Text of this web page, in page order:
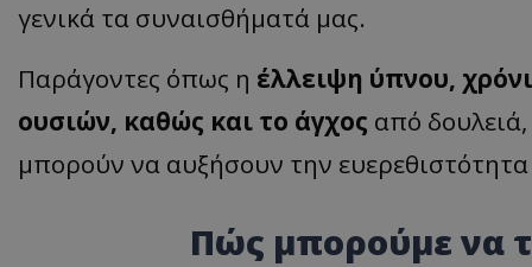
γενικά τα συναισθήματά μας.
Παράγοντες όπως η έλλειψη ύπνου,
ουσιών, καθώς και το άγχος από
μπορούν να αυξήσουν την
Πώς μπορούμε να
ASP.NET_SessionId